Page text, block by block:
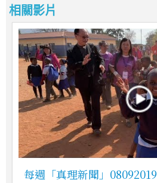
相關影片
每週「真理新聞」08092019